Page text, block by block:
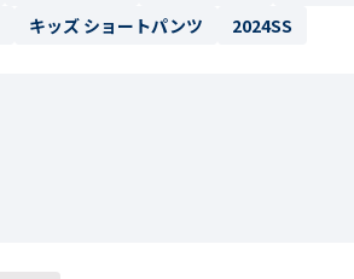
キッズ ショートパンツ 2024SS